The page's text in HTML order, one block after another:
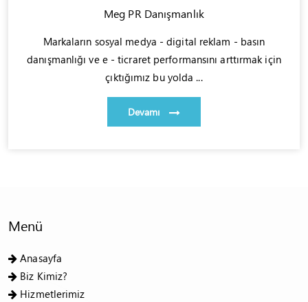
Meg PR Danışmanlık
Markaların sosyal medya - digital reklam - basın
danışmanlığı ve e - ticraret performansını arttırmak için
çıktığımız bu yolda ...
Devamı
Menü
Anasayfa
Biz Kimiz?
Hizmetlerimiz